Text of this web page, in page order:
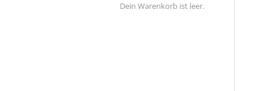
Dein Warenkorb ist leer.